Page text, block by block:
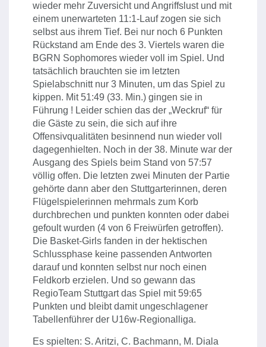
wieder mehr Zuversicht und Angriffslust und mit
einem unerwarteten 11:1-Lauf zogen sie sich
selbst aus ihrem Tief. Bei nur noch 6 Punkten
Rückstand am Ende des 3. Viertels waren die
BGRN Sophomores wieder voll im Spiel. Und
tatsächlich brauchten sie im letzten
Spielabschnitt nur 3 Minuten, um das Spiel zu
kippen. Mit 51:49 (33. Min.) gingen sie in
Führung ! Leider schien das der „Weckruf“ für
die Gäste zu sein, die sich auf ihre
Offensivqualitäten besinnend nun wieder voll
dagegenhielten. Noch in der 38. Minute war der
Ausgang des Spiels beim Stand von 57:57
völlig offen. Die letzten zwei Minuten der Partie
gehörte dann aber den Stuttgarterinnen, deren
Flügelspielerinnen mehrmals zum Korb
durchbrechen und punkten konnten oder dabei
gefoult wurden (4 von 6 Freiwürfen getroffen).
Die Basket-Girls fanden in der hektischen
Schlussphase keine passenden Antworten
darauf und konnten selbst nur noch einen
Feldkorb erzielen. Und so gewann das
RegioTeam Stuttgart das Spiel mit 59:65
Punkten und bleibt damit ungeschlagener
Tabellenführer der U16w-Regionalliga.
Es spielten: S. Aritzi, C. Bachmann, M. Diala